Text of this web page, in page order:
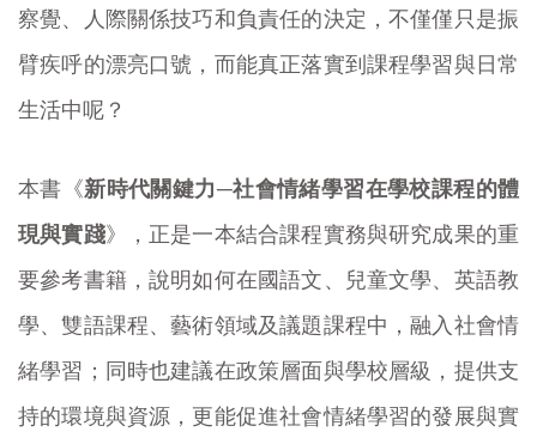
察覺、人際關係技巧和負責任的決定，不僅僅只是振
臂疾呼的漂亮口號，而能真正落實到課程學習與日常
生活中呢？
本書《新時代關鍵力─社會情緒學習在學校課程的體
現與實踐》，正是一本結合課程實務與研究成果的重
要參考書籍，說明如何在國語文、兒童文學、英語教
學、雙語課程、藝術領域及議題課程中，融入社會情
緒學習；同時也建議在政策層面與學校層級，提供支
持的環境與資源，更能促進社會情緒學習的發展與實